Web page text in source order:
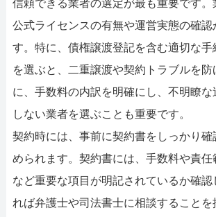
信頼できる業者の選定が最も重要です。
公式ライセンスの有無や運営実態の確認
す。特に、債権譲渡登記を含む適切な手
を選ぶと、二重譲渡や契約トラブルを防
に、手数料の内訳を明確にし、不明瞭
しない業者を選ぶことも重要です。
契約時には、事前に契約書をしっかり確
められます。契約書には、手数料や責任
など重要な項目が明記されているか確認
れば弁護士や司法書士に相談することを